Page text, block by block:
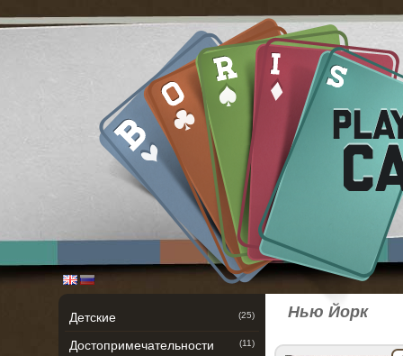
(25)
Детские
(11)
Достопримечательности
Нью Йорк